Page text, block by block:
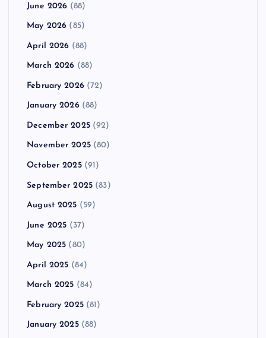
June 2026 (88)
May 2026 (85)
April 2026 (88)
March 2026 (88)
February 2026(72)
January 2026(88)
December 2025(92)
November 2025(80)
October 2025(91)
September 2025 (83)
August 2025 (59)
June 2025 (37)
May 2025 (80)
April 2025 (84)
March 2025 (84)
February 2025(81)
January 2025(88)